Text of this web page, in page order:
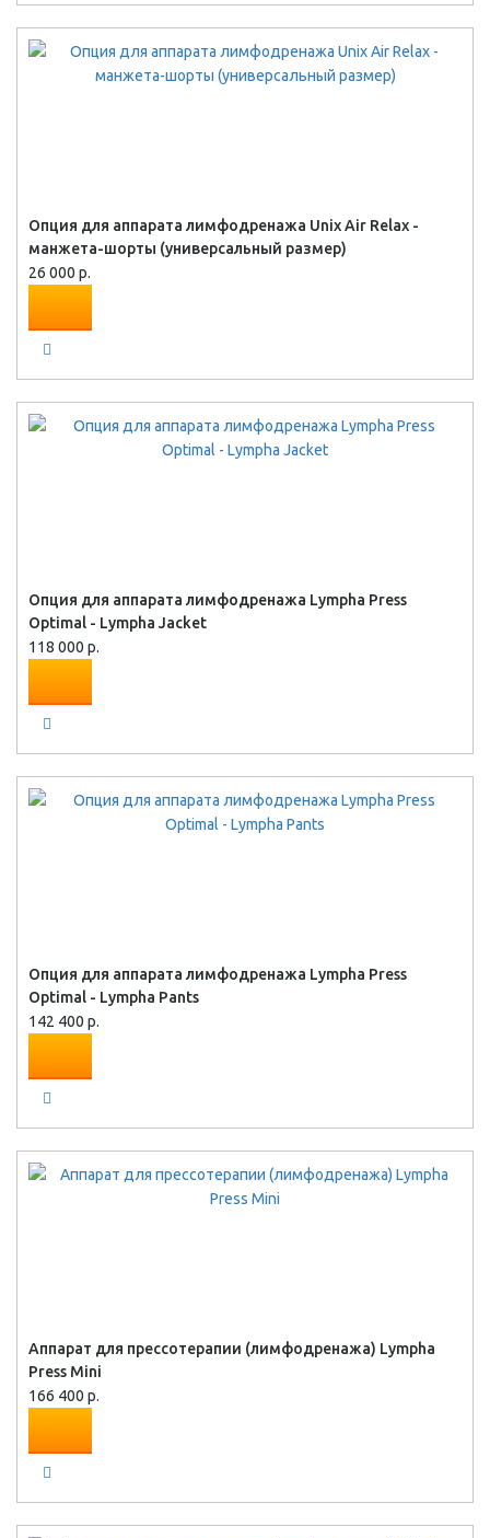
Опция для аппарата лимфодренажа Unix Air Relax -
манжета-шорты (универсальный размер)
26 000 р.
Опция для аппарата лимфодренажа Lympha Press
Optimal - Lympha Jacket
118 000 р.
Опция для аппарата лимфодренажа Lympha Press
Optimal - Lympha Pants
142 400 р.
Аппарат для прессотерапии (лимфодренажа) Lympha
Press Mini
166 400 р.